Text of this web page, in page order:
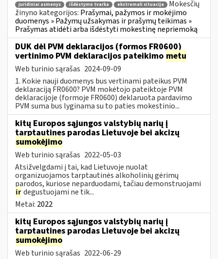
juridiniai asmenys
išdėstymo tvarka ekstremali situacija
Mokesčių
žinyno kategorijos: Prašymai, pažymos ir mokėjimo
duomenys » Pažymų užsakymas ir prašymų teikimas »
Prašymas atidėti arba išdėstyti mokestinę nepriemoką
DUK dėl PVM deklaracijos (formos FR0600)
vertinimo PVM deklaracijos pateikimo metu
Web turinio sąrašas 2024-09-09
1. Kokie nauji duomenys bus vertinami pateikus PVM
deklaraciją FR0600? PVM mokėtojo pateiktoje PVM
deklaracijoje (formoje FR0600) deklaruota pardavimo
PVM suma bus lyginama su to paties mokestinio...
kitų Europos sąjungos valstybių narių į
tarptautines parodas Lietuvoje bei akcizų
sumokėjimo
Web turinio sąrašas 2022-05-03
Atsižvelgdami į tai, kad Lietuvoje nuolat
organizuojamos tarptautinės alkoholinių gėrimų
parodos, kuriose neparduodami, tačiau demonstruojami
irdegustuojami ne tik...
Metai: 2022
kitų Europos sąjungos valstybių narių į
tarptautines parodas Lietuvoje bei akcizų
sumokėjimo
Web turinio sąrašas 2022-06-29